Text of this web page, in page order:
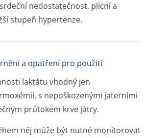
nedostatečnost, plicní a
stupeň hypertenze.
a opatření pro použití
laktátu vhodný jen
s nepoškozenými jaterními
průtokem krve játry.
něj může být nutné monitorovat